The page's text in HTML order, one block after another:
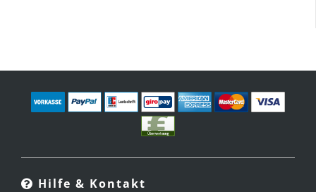
Hilfe & Kontakt